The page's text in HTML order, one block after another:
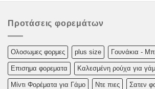
Προτάσεις φορεμάτων
Oλoσωμες φoρμες plus size Γουνάκια -
Επισημα φορεματα Καλεσμένη ρούχα για
Μίντι Φορέματα για Γάμο Ντε πιες Σατεν